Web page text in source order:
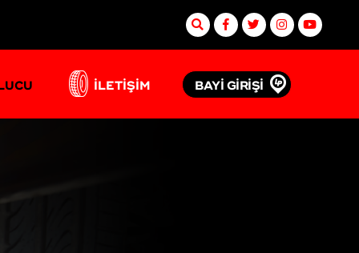
İLETİŞİM BAYİ GİRİŞİ